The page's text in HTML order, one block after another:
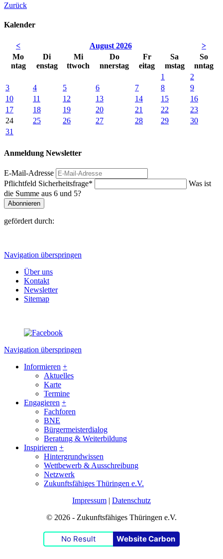
Zurück
Kalender
< August 2026
>
Mo
ntag
Di
enstag
Mi
ttwoch
Do
nnerstag
Fr
eitag
Sa
mstag
So
nntag
1
2
3
4 5 6 7 8
9
10
11 12 13 14 15
16
17
18 19 20 21 22
23
24
25 26 27 28 29
30
31
Anmeldung Newsletter
E-Mail-Adresse
Pflichtfeld Sicherheitsfrage*
Was ist
die Summe aus 6 und 5?
Abonnieren
gefördert durch:
Navigation überspringen
Über uns
Kontakt
Newsletter
Sitemap
Navigation überspringen
Informieren +
Aktuelles
Karte
Termine
Engagieren +
Fachforen
BNE
Bürgermeisterdialog
Beratung & Weiterbildung
Inspirieren +
Hintergrundwissen
Wettbewerb & Ausschreibung
Netzwerk
Zukunftsfähiges Thüringen e.V.
Impressum | Datenschutz
© 2026 - Zukunftsfähiges Thüringen e.V.
No Result Website Carbon